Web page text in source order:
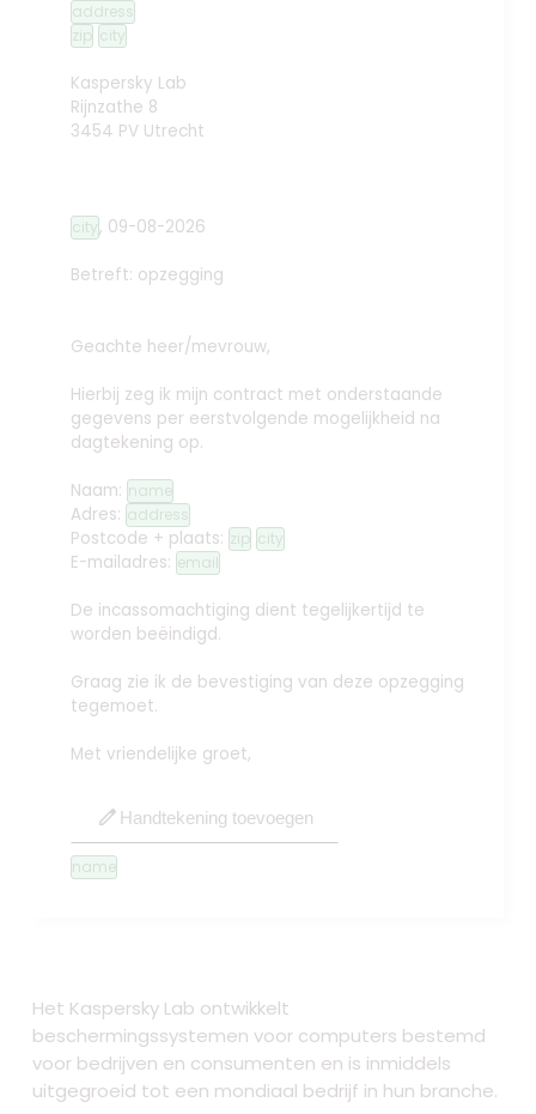
address
zip city
Kaspersky Lab
Rijnzathe 8
3454 PV Utrecht
city, 09-08-2026
Betreft: opzegging
Geachte heer/mevrouw,
Hierbij zeg ik mijn contract met onderstaande
gegevens per eerstvolgende mogelijkheid na
dagtekening op.
Naam: name
Adres: address
Postcode + plaats: zip city
E-mailadres: email
De incassomachtiging dient tegelijkertijd te
worden beëindigd.
Graag zie ik de bevestiging van deze opzegging
tegemoet.
Met vriendelijke groet,
edit Handtekening toevoegen
name
Het Kaspersky Lab ontwikkelt
beschermingssystemen voor computers bestemd
voor bedrijven en consumenten en is inmiddels
uitgegroeid tot een mondiaal bedrijf in hun branche.